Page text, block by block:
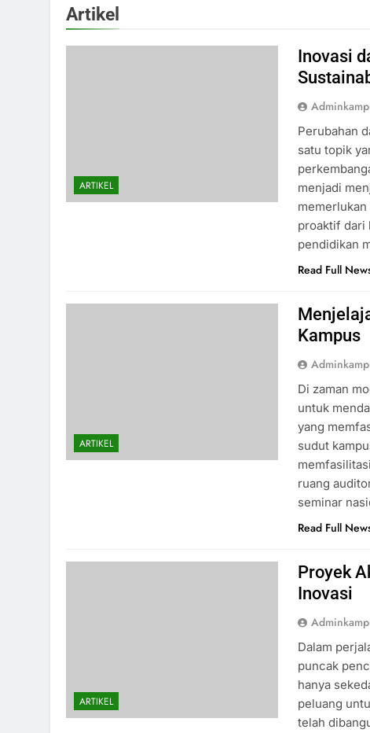
Artikel
ARTIKEL
Inovasi
Perubahan
satu topik
menjadi
proaktif dari
pendidikan
Read Full
ARTIKEL
Kampus
Di zaman
untuk
yang
sudut
ruang
seminar
Read Full
ARTIKEL
Proyek
Inovasi
Dalam
puncak
hanya
peluang
telah